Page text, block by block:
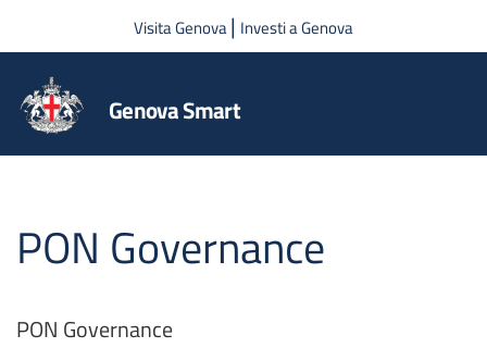
Salta al contenuto principale
Visita Genova| Investi a Genova
Genova Smart
PON Governance
PON Governance